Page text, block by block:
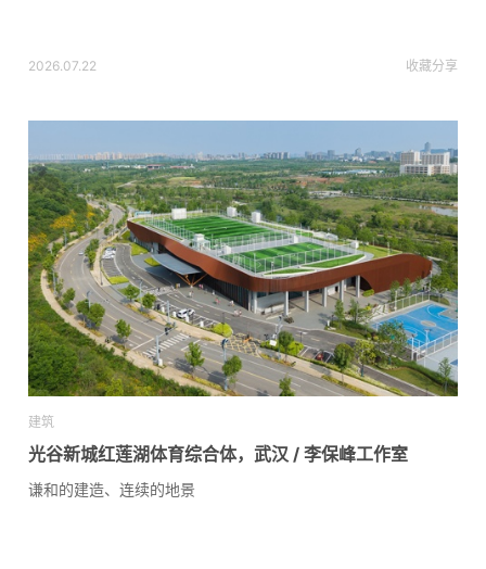
2026.07.22 收藏分享
建筑
光谷新城红莲湖体育综合体，武汉 / 李保峰工作室
谦和的建造、连续的地景